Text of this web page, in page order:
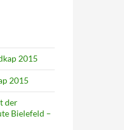
2015
2015
der
Bielefeld –